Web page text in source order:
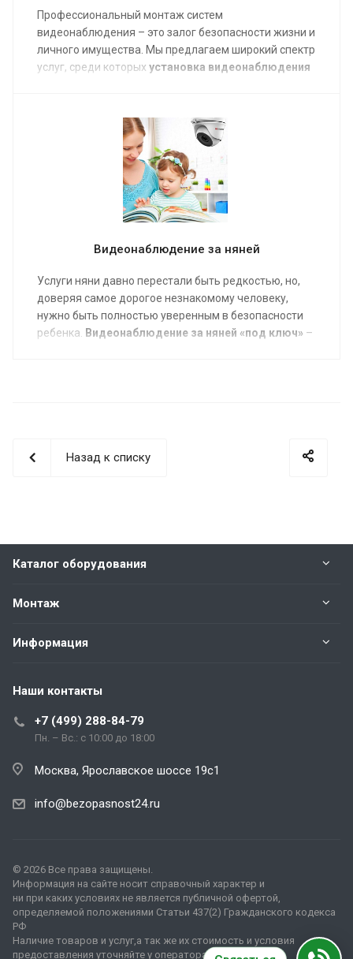
Профессиональный монтаж систем
видеонаблюдения – это залог безопасности жизни и
личного имущества. Мы предлагаем широкий спектр
услуг, среди которых установка видеонаблюдения
помещении, так и за его пределами.
Видеонаблюдение за няней
Услуги няни давно перестали быть редкостью, но,
доверяя самое дорогое незнакомому человеку,
нужно быть полностью уверенным в безопасности
ребенка. Видеонаблюдение за няней «под ключ» –
Назад к списку
Каталог оборудования
Монтаж
Информация
Наши контакты
+7 (499) 288-84-79
Пн. – Вс.: с 10:00 до 18:00
Москва, Ярославское шоссе 19с1
info@bezopasnost24.ru
© 2026 Все права защищены.
Информация на сайте носит справочный характер и
ни при каких условиях не является публичной офертой,
определяемой положениями Статьи 437(2) Гражданского кодекса
РФ
Наличие товаров и услуг,а так же их стоимость и условия
предоставления уточняйте у оператора по телефону.